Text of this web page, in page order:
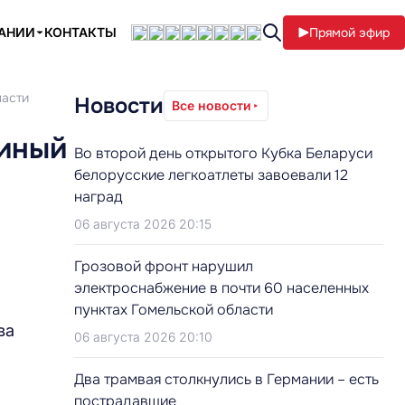
КОНТАКТЫ Прямой эфир
Новости Все новости
Во второй день открытого Кубка Беларуси
белорусские легкоатлеты завоевали 12
наград
06 августа 2026 20:15
Грозовой фронт нарушил
электроснабжение в почти 60 населенных
пунктах Гомельской области
06 августа 2026 20:10
Два трамвая столкнулись в Германии – есть
пострадавшие